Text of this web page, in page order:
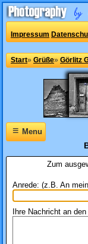
Impressum
Start» Grüße» Görlitz
≡Menu
Zum
Anrede: (z.B. An
Ihre Nachricht an